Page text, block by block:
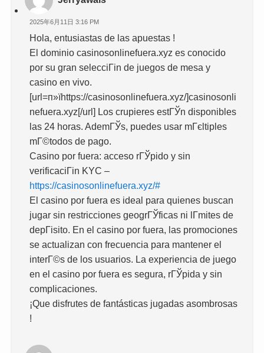
2025年6月11日 3:16 PM
Hola, entusiastas de las apuestas !
El dominio casinosonlinefuera.xyz es conocido
por su gran selecciГіn de juegos de mesa y
casino en vivo.
[url=п»їhttps://casinosonlinefuera.xyz/]casinosonli
nefuera.xyz[/url] Los crupieres estГЎn disponibles
las 24 horas. AdemГЎs, puedes usar mГєltiples
mГ©todos de pago.
Casino por fuera: acceso rГЎpido y sin
verificaciГіn KYC –
https://casinosonlinefuera.xyz/#
El casino por fuera es ideal para quienes buscan
jugar sin restricciones geogrГЎficas ni lГ­mites de
depГіsito. En el casino por fuera, las promociones
se actualizan con frecuencia para mantener el
interГ©s de los usuarios. La experiencia de juego
en el casino por fuera es segura, rГЎpida y sin
complicaciones.
¡Que disfrutes de fantásticas jugadas asombrosas
!